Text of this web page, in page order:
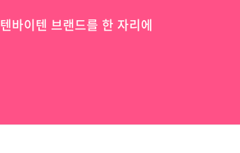
텐바이텐 브랜드를 한 자리에